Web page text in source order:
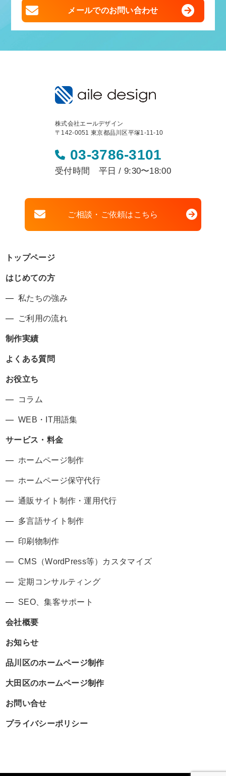
メールでのお問い合わせ
株式会社エールデザイン
〒142-0051 東京都品川区平塚1-11-10
03-3786-3101
受付時間 平日 / 9:30〜18:00
ご相談・ご依頼はこちら
トップページ
はじめての方
私たちの強み
ご利用の流れ
制作実績
よくある質問
お役立ち
コラム
WEB・IT用語集
サービス・料金
ホームページ制作
ホームページ保守代行
通販サイト制作・運用代行
多言語サイト制作
印刷物制作
CMS（WordPress等）カスタマイズ
定期コンサルティング
SEO、集客サポート
会社概要
お知らせ
品川区のホームページ制作
大田区のホームページ制作
お問い合せ
プライバシーポリシー